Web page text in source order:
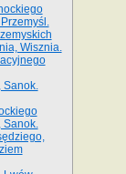
Wisznia.
Sanok.
Sanok.